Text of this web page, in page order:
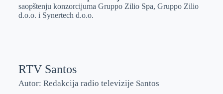
saopštenju konzorcijuma Gruppo Zilio Spa, Gruppo Zilio
d.o.o. i Synertech d.o.o.
RTV Santos
Autor: Redakcija radio televizije Santos